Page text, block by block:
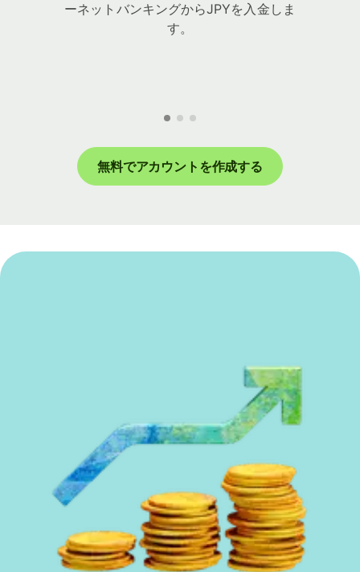
ーネットバンキングからJPYを入金しま
す。
無料でアカウントを作成する